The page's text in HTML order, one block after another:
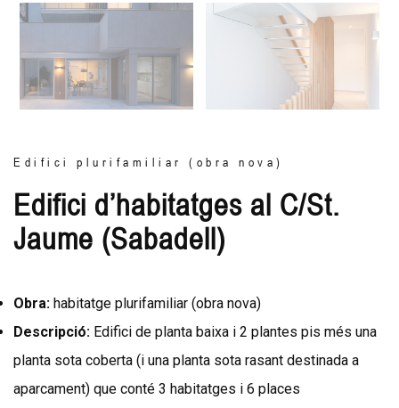
Edifici plurifamiliar (obra nova)
Edifici d’habitatges al C/St.
Jaume (Sabadell)
Obra: habitatge plurifamiliar (obra nova)
Descripció: Edifici de planta baixa i 2 plantes pis més una
planta sota coberta (i una planta sota rasant destinada a
aparcament) que conté 3 habitatges i 6 places